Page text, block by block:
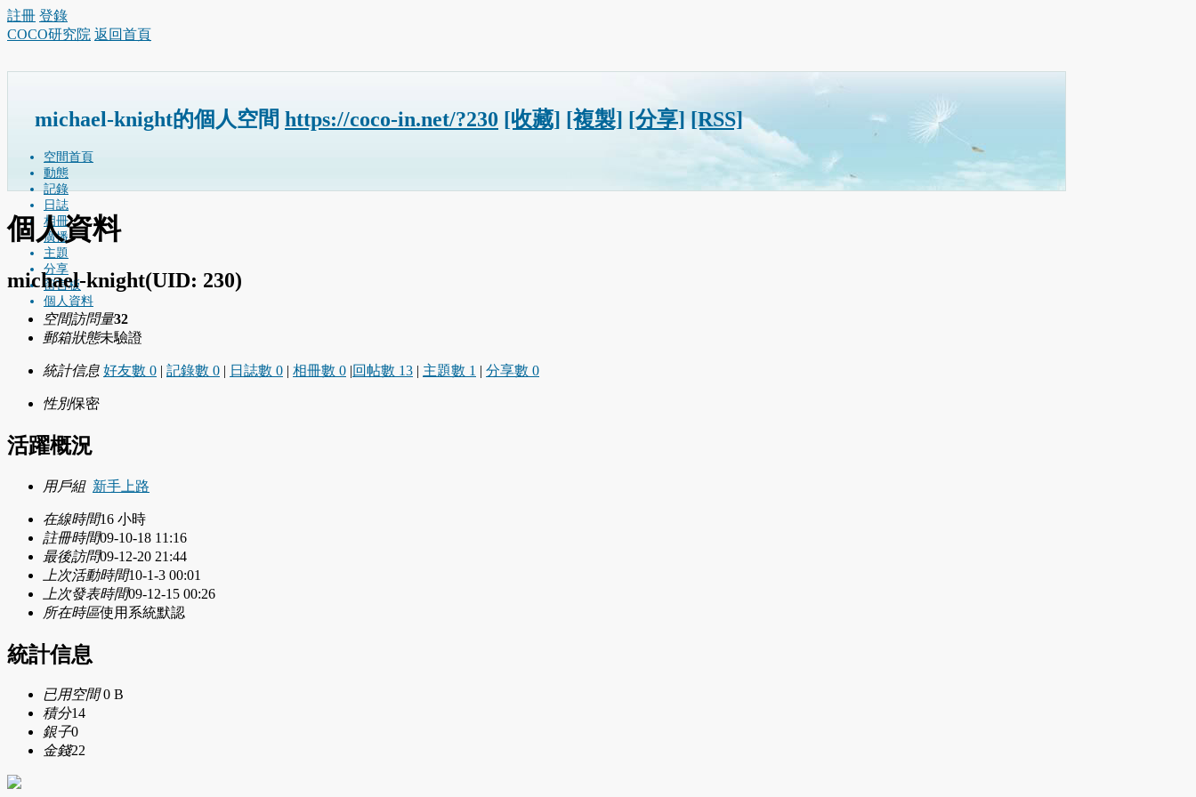
註冊 登錄
COCO研究院 返回首頁
michael-knight的個人空間 https://coco-in.net/?230 [收藏] [複製] [分享] [RSS]
空間首頁
動態
記錄
日誌
相冊
廣播
主題
分享
留言板
個人資料
個人資料
michael-knight(UID: 230)
空間訪問量32
郵箱狀態未驗證
統計信息 好友數 0 | 記錄數 0 | 日誌數 0 | 相冊數 0 |回帖數 13 | 主題數 1 | 分享數 0
性別保密
活躍概況
用戶組 新手上路
在線時間16 小時
註冊時間09-10-18 11:16
最後訪問09-12-20 21:44
上次活動時間10-1-3 00:01
上次發表時間09-12-15 00:26
所在時區使用系統默認
統計信息
已用空間0 B
積分14
銀子0
金錢22